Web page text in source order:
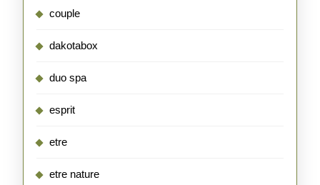
couple
dakotabox
duo spa
esprit
etre
etre nature